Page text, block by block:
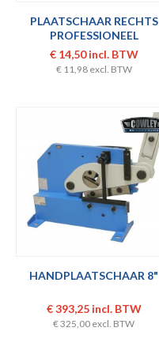
PLAATSCHAAR RECHTS
PROFESSIONEEL
€ 14,50 incl. BTW
€ 11,98 excl. BTW
HANDPLAATSCHAAR 8"
€ 393,25 incl. BTW
€ 325,00 excl. BTW